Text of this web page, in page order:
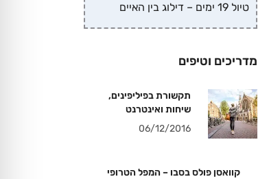
טיול 19 ימים – דילוג בין האיים
מדריכים וטיפים
תקשורת בפיליפינים,
שיחות ואינטרנט
06/12/2016
קוואסן פולס בסבו – המפל הטרופי